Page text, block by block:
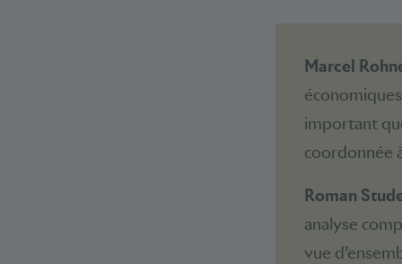
Marcel
important
coordonnée
Roman
analyse
vue